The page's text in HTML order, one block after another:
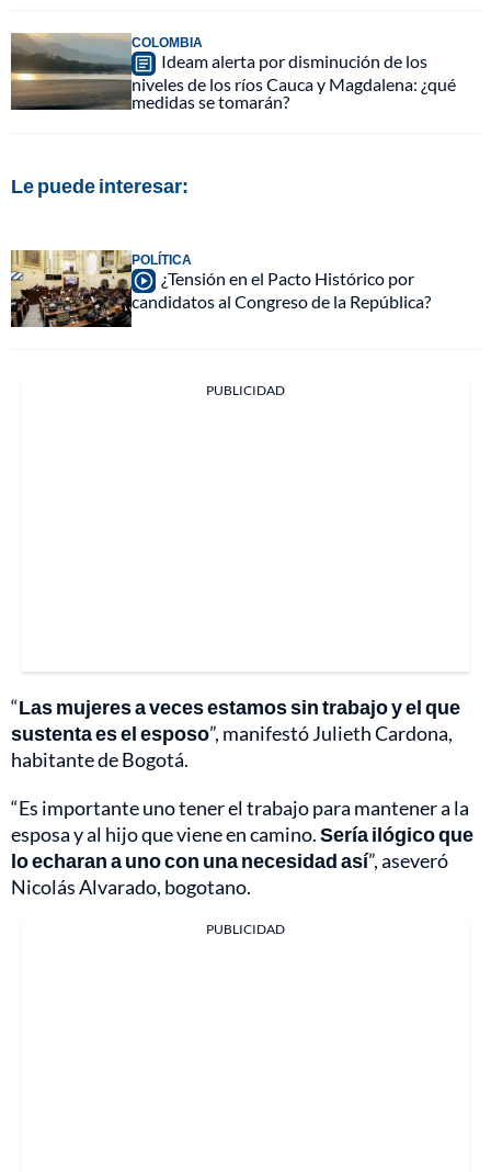
COLOMBIA
Ideam alerta por disminución de los
niveles de los ríos Cauca y Magdalena: ¿qué
medidas se tomarán?
Le puede interesar:
POLÍTICA
¿Tensión en el Pacto Histórico por
candidatos al Congreso de la República?
PUBLICIDAD
“Las mujeres a veces estamos sin trabajo y el que
sustenta es el esposo”, manifestó Julieth Cardona,
habitante de Bogotá.
“Es importante uno tener el trabajo para mantener a la
esposa y al hijo que viene en camino.Sería ilógico que
lo echaran a uno con una necesidad así”, aseveró
Nicolás Alvarado, bogotano.
PUBLICIDAD